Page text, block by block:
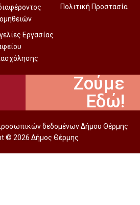
Εργασίας
Πολιτική Προστασία
Ζούμε
Εδώ!
δεδομένων Δήμου Θέρμης
© 2026 Δήμος Θέρμης